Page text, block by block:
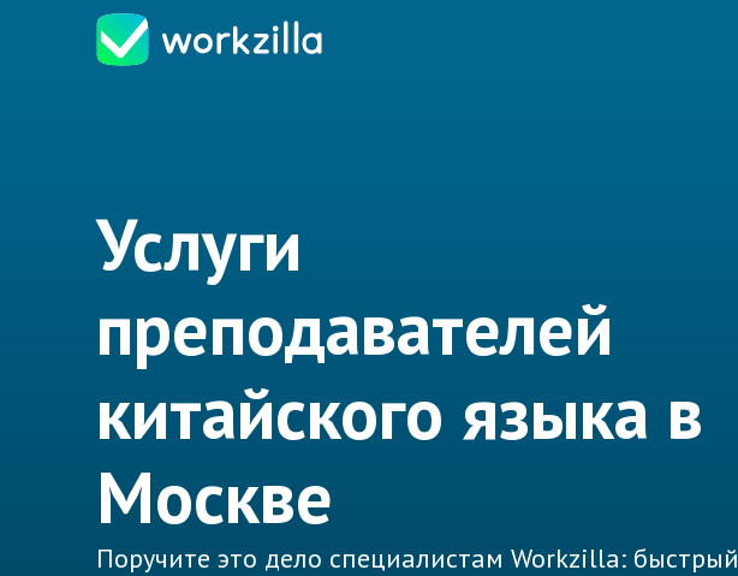
Услуги
преподавателей
китайского языка в
Москве
Поручите это дело специалистам Workzilla: быстрый